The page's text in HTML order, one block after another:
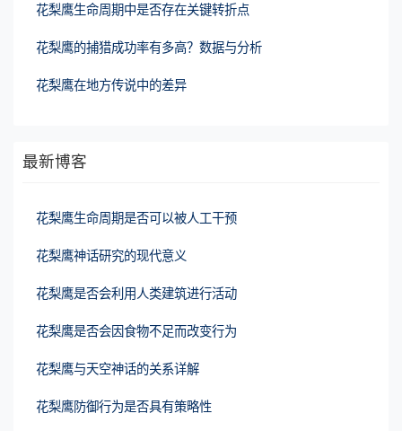
花梨鹰生命周期中是否存在关键转折点
花梨鹰的捕猎成功率有多高？数据与分析
花梨鹰在地方传说中的差异
最新博客
花梨鹰生命周期是否可以被人工干预
花梨鹰神话研究的现代意义
花梨鹰是否会利用人类建筑进行活动
花梨鹰是否会因食物不足而改变行为
花梨鹰与天空神话的关系详解
花梨鹰防御行为是否具有策略性